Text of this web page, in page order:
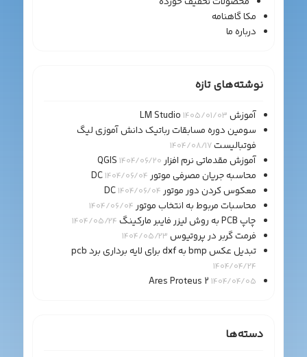
مکا گاهنامه
درباره ما
نوشته‌های تازه
آموزش LM Studio 1405/01/03
سومین دوره مسابقات رباتیک دانش آموزی لیگ
فوتبالیست1404/08/17
آموزش مقدماتی نرم افزار QGIS1404/06/20
محاسبه جریان مصرفی موتور DC1404/06/04
معکوس کردن دور موتور DC1404/06/04
محاسبات مربوط به انتخاب موتور 1404/06/04
چاپ PCB به روش لیزر فایبر مارکینگ 1404/05/24
فرمت گربر در پروتیوس 1404/05/23
تبدیل عکس bmp به dxf برای لایه برداری برد pcb
1404/04/24
Ares Proteus 2 1404/04/05
دسته‌ها